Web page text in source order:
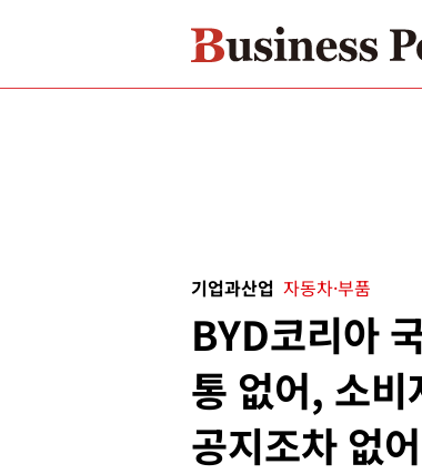
기업과산업 자동차·부품
BYD코리아
통 없어, 소
공지조차 없